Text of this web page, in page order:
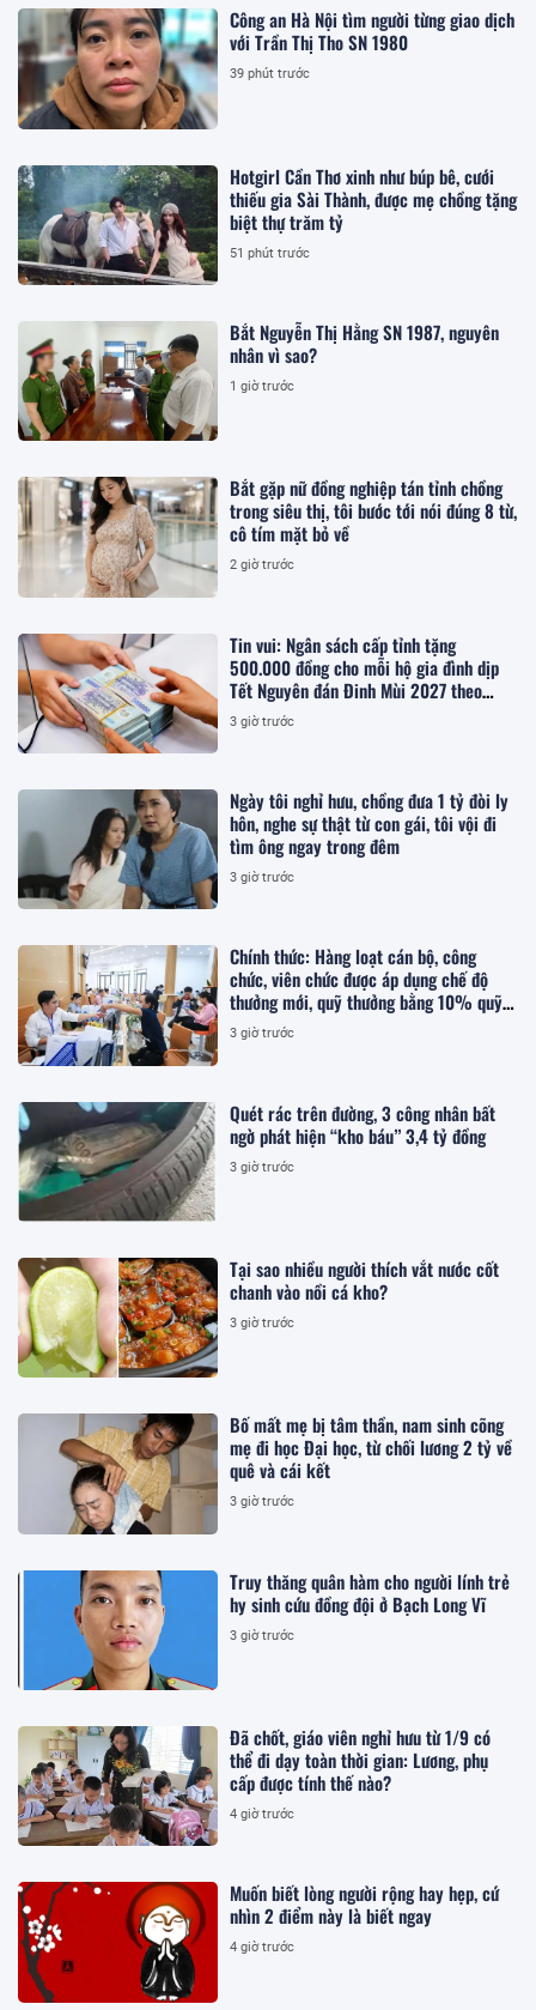
Công an Hà Nội tìm người từng giao dịch
với Trần Thị Tho SN 1980
39 phút trước
Hotgirl Cần Thơ xinh như búp bê, cưới
thiếu gia Sài Thành, được mẹ chồng tặng
biệt thự trăm tỷ
51 phút trước
Bắt Nguyễn Thị Hằng SN 1987, nguyên
nhân vì sao?
1 giờ trước
Bắt gặp nữ đồng nghiệp tán tỉnh chồng
trong siêu thị, tôi bước tới nói đúng 8 từ,
cô tím mặt bỏ về
2 giờ trước
Tin vui: Ngân sách cấp tỉnh tặng
500.000 đồng cho mỗi hộ gia đình dịp
Tết Nguyên đán Đinh Mùi 2027 theo
Nghị quyết 83 khi thuộc trường hợp
nào?
3 giờ trước
Ngày tôi nghỉ hưu, chồng đưa 1 tỷ đòi ly
hôn, nghe sự thật từ con gái, tôi vội đi
tìm ông ngay trong đêm
3 giờ trước
Chính thức: Hàng loạt cán bộ, công
chức, viên chức được áp dụng chế độ
thưởng mới, quỹ thưởng bằng 10% quỹ
lương
3 giờ trước
Quét rác trên đường, 3 công nhân bất
ngờ phát hiện “kho báu” 3,4 tỷ đồng
3 giờ trước
Tại sao nhiều người thích vắt nước cốt
chanh vào nồi cá kho?
3 giờ trước
Bố mất mẹ bị tâm thần, nam sinh cõng
mẹ đi học Đại học, từ chối lương 2 tỷ về
quê và cái kết
3 giờ trước
Truy thăng quân hàm cho người lính trẻ
hy sinh cứu đồng đội ở Bạch Long Vĩ
3 giờ trước
Đã chốt, giáo viên nghỉ hưu từ 1/9 có
thể đi dạy toàn thời gian: Lương, phụ
cấp được tính thế nào?
4 giờ trước
Muốn biết lòng người rộng hay hẹp, cứ
nhìn 2 điểm này là biết ngay
4 giờ trước